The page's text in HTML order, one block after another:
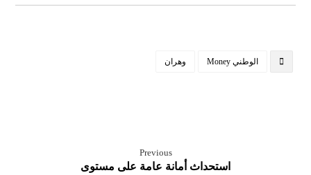
الوطني Money وهران
Previous
استحداث أمانة عامة على مستوى